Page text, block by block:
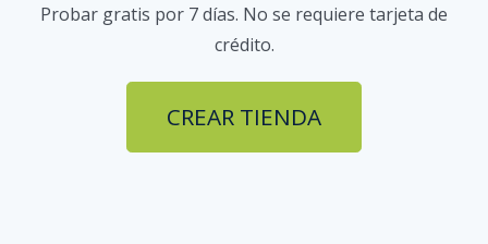
Probar gratis por 7 días. No se requiere tarjeta de
crédito.
CREAR TIENDA